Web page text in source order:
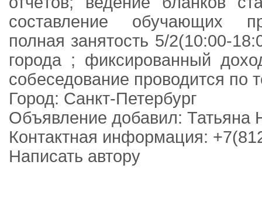
составление обучающих
полная занятость 5/2(10:00-
города ; фиксированный
собеседование проводится по
Город: Санкт-Петербург
Объявление добавил: Татьяна
Контактная информация:
Написать автору